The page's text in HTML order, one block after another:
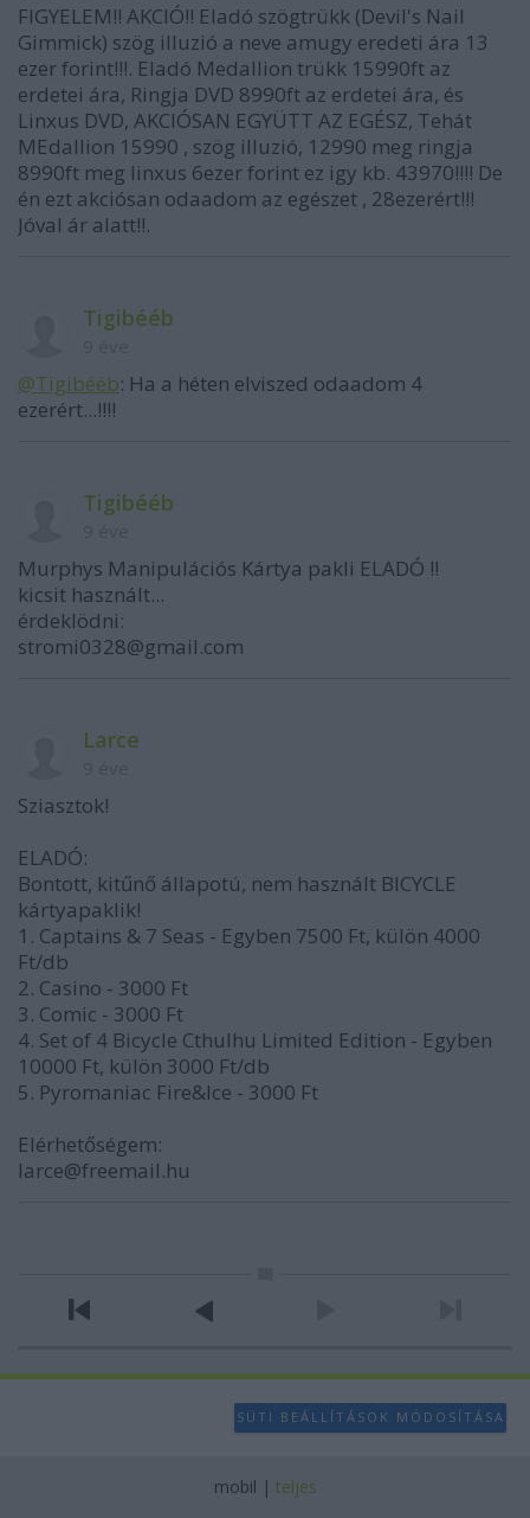
FIGYELEM!! AKCIÓ!! Eladó szögtrükk (Devil's Nail
Gimmick) szög illuzió a neve amugy eredeti ára 13
ezer forint!!!. Eladó Medallion trükk 15990ft az
erdetei ára, Ringja DVD 8990ft az erdetei ára, és
Linxus DVD, AKCIÓSAN EGYÜTT AZ EGÉSZ, Tehát
MEdallion 15990 , szög illuzió, 12990 meg ringja
8990ft meg linxus 6ezer forint ez igy kb. 43970!!!! De
én ezt akciósan odaadom az egészet , 28ezerért!!!
Jóval ár alatt!!.
Tigibééb
@Tigibééb: Ha a héten elviszed odaadom 4
ezerért...!!!!
Tigibééb
Murphys Manipulációs Kártya pakli ELADÓ !!
kicsit használt...
érdeklödni:
stromi0328@gmail.com
Larce
Sziasztok!
ELADÓ:
Bontott, kitűnő állapotú, nem használt BICYCLE
kártyapaklik!
1. Captains & 7 Seas - Egyben 7500 Ft, külön 4000
Ft/db
2. Casino - 3000 Ft
3. Comic - 3000 Ft
4. Set of 4 Bicycle Cthulhu Limited Edition - Egyben
10000 Ft, külön 3000 Ft/db
5. Pyromaniac Fire&Ice - 3000 Ft
Elérhetőségem:
larce@freemail.hu
SÜTI BEÁLLÍTÁSOK MÓDOSÍTÁSA
mobil | teljes